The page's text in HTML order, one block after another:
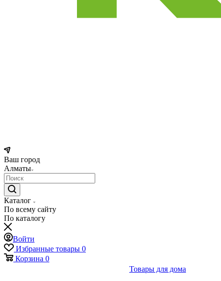
Ваш город
Алматы
Каталог
По всему сайту
По каталогу
Войти
Избранные товары 0
Корзина 0
Товары для дома